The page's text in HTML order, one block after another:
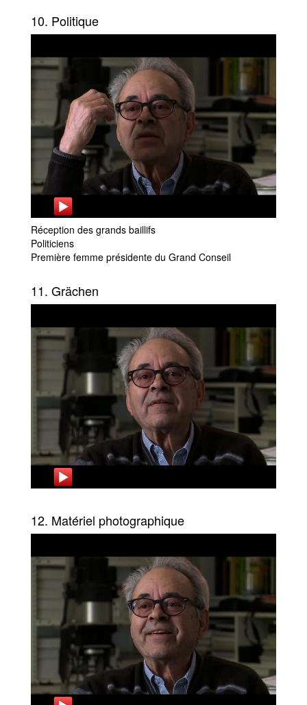
10. Politique
Réception des grands baillifs
Politiciens
Première femme présidente du Grand Conseil
11. Grächen
12. Matériel photographique